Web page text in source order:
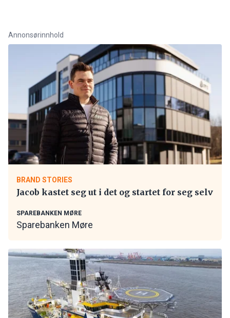
Annonsørinnhold
BRAND STORIES
Jacob kastet seg ut i det og startet for seg selv
SPAREBANKEN MØRE
Sparebanken Møre